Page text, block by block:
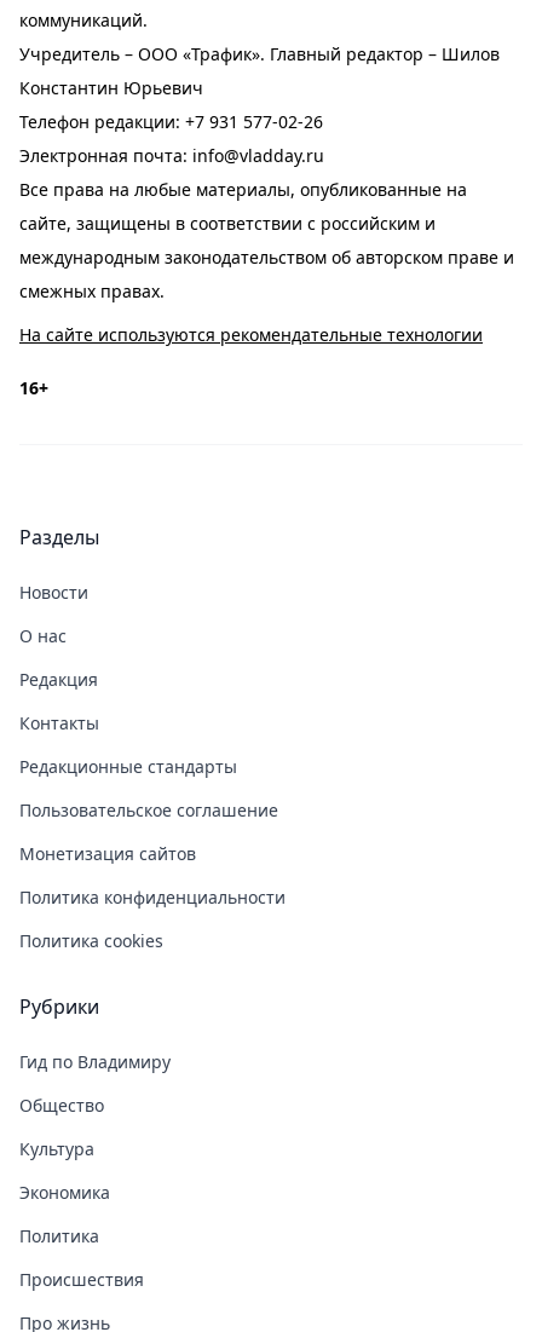
коммуникаций.
Учредитель – ООО «Трафик». Главный редактор – Шилов
Константин Юрьевич
Телефон редакции: +7 931 577-02-26
Электронная почта: info@vladday.ru
Все права на любые материалы, опубликованные на
сайте, защищены в соответствии с российским и
международным законодательством об авторском праве и
смежных правах.
На сайте используются рекомендательные технологии
16+
Разделы
Новости
О нас
Редакция
Контакты
Редакционные стандарты
Пользовательское соглашение
Монетизация сайтов
Политика конфиденциальности
Политика cookies
Рубрики
Гид по Владимиру
Общество
Культура
Экономика
Политика
Происшествия
Про жизнь